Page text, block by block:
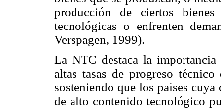
producción de ciertos bienes
tecnológicas o enfrenten
Verspagen, 1999).
La NTC destaca la
altas tasas de progreso
sosteniendo que los países
de alto contenido tecnológico